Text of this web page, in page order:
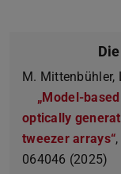
M. Mittenbühler,
„Model-
optically
tweezer arrays“
064046 (2025)